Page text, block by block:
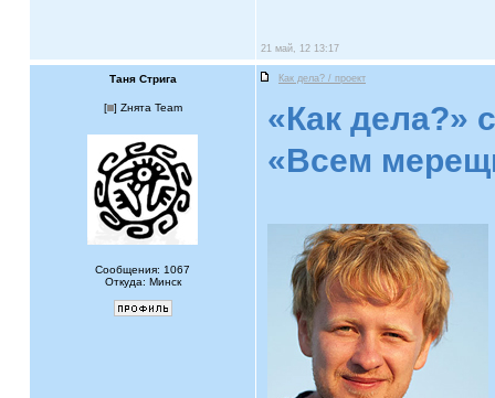
21 май, 12 13:17
Таня Стрига Как дела? / проект
[ ] Zнята Team
Сообщения: 1067
Откуда: Минск
«Как дела?»
«Всем